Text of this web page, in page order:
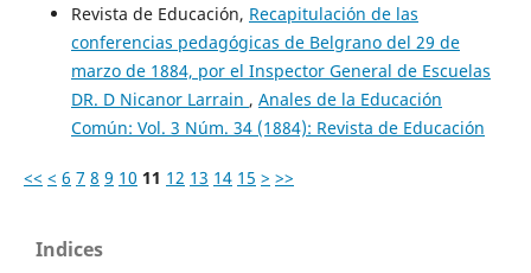
Revista de Educación, Recapitulación de las
conferencias pedagógicas de Belgrano del 29 de
marzo de 1884, por el Inspector General de Escuelas
DR. D Nicanor Larrain , Anales de la Educación
Común: Vol. 3 Núm. 34 (1884): Revista de Educación
<< < 6 7 8 9 10 11 12 13 14 15 > >>
Indices